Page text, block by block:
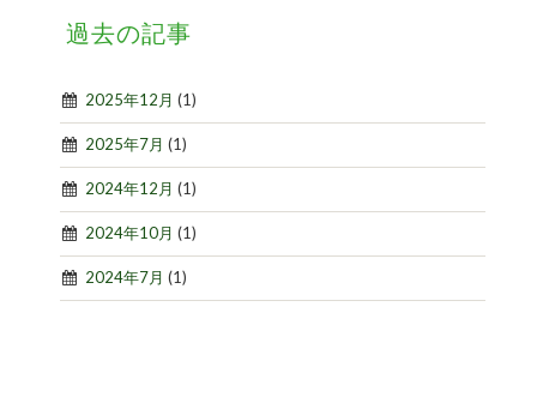
過去の記事
2025年12月 (1)
2025年7月 (1)
2024年12月 (1)
2024年10月 (1)
2024年7月 (1)